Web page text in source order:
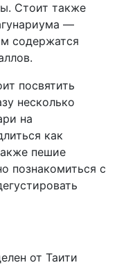
Стоит также
—
содержатся
посвятить
несколько
на
как
пешие
познакомиться с
от Таити